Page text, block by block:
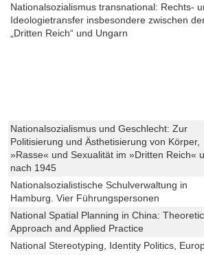
Nationalsozialismus transnational: Rechts-
Ideologietransfer insbesondere zwischen
„Dritten Reich“ und Ungarn
Nationalsozialismus und Geschlecht: Zur
Politisierung und Ästhetisierung von Körper,
»Rasse« und Sexualität im »Dritten Reich«
nach 1945
Nationalsozialistische Schulverwaltung in
Hamburg. Vier Führungspersonen
National Spatial Planning in China:
Approach and Applied Practice
National Stereotyping, Identity Politics,